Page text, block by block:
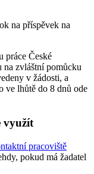
na příspěvek na
práce České
zvláštní pomůcku
v žádosti, a
ve lhůtě do 8 dnů ode
využít
pracoviště
pokud má žadatel